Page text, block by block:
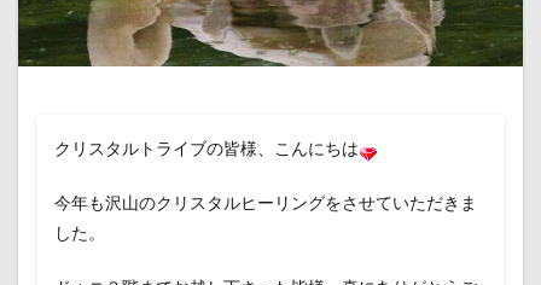
クリスタルトライブの皆様、こんにちは
今年も沢山のクリスタルヒーリングをさせていただきま
した。